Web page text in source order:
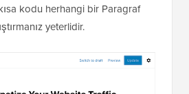
kodu herhangi bir Paragraf
yeterlidir.